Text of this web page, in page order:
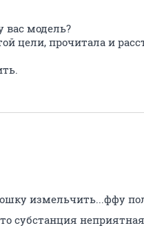
вас модель?
цели, прочитала и
измельчить...ффу
субстанция